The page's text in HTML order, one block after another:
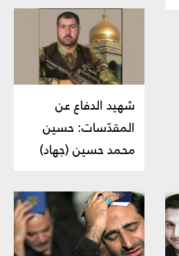
شهيد الدفاع عن
المقدّسات: حسين
محمد حسين (جهاد)